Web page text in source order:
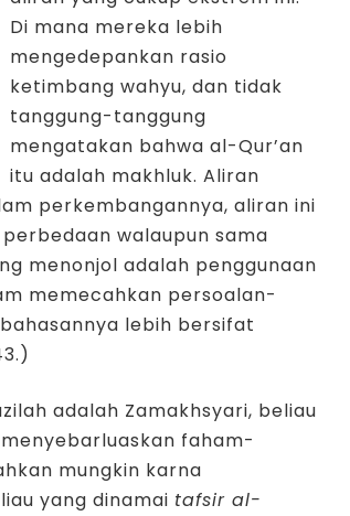
Di mana mereka lebih
mengedepankan rasio
ketimbang wahyu, dan tidak
tanggung-tanggung
mengatakan bahwa al-Qur’an
itu adalah makhluk. Aliran
perkembangannya, aliran ini
walaupun sama
menonjol adalah penggunaan
memecahkan persoalan-
lebih bersifat
adalah Zamakhsyari, beliau
faham-
mungkin karna
yang dinamai tafsir al-